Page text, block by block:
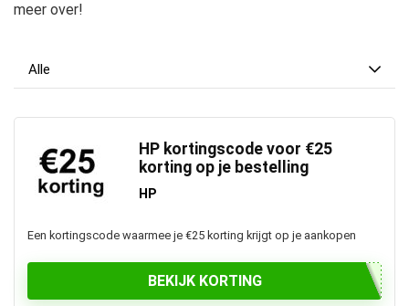
meer over!
Alle
HP kortingscode voor €25
korting op je bestelling
HP
Een kortingscode waarmee je €25 korting krijgt op je aankopen
BEKIJK KORTING